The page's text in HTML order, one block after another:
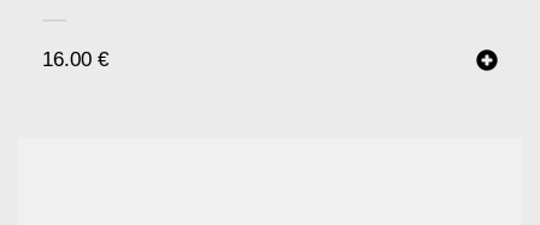
16.00 €